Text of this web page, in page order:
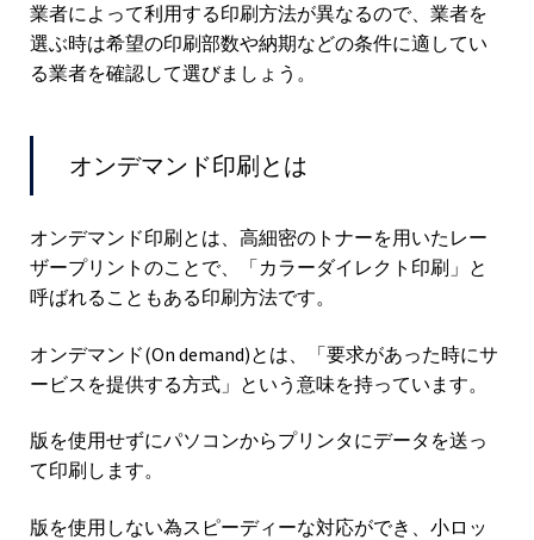
業者によって利用する印刷方法が異なるので、業者を
選ぶ時は希望の印刷部数や納期などの条件に適してい
る業者を確認して選びましょう。
オンデマンド印刷とは
オンデマンド印刷とは、高細密のトナーを用いたレー
ザープリントのことで、「カラーダイレクト印刷」と
呼ばれることもある印刷方法です。
オンデマンド(On demand)とは、「要求があった時にサ
ービスを提供する方式」という意味を持っています。
版を使用せずにパソコンからプリンタにデータを送っ
て印刷します。
版を使用しない為スピーディーな対応ができ、小ロッ